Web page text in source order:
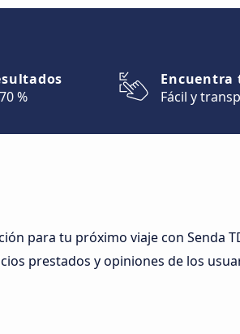
%
Encuentra
Fácil y
para tu próximo viaje con Senda
prestados y opiniones de los